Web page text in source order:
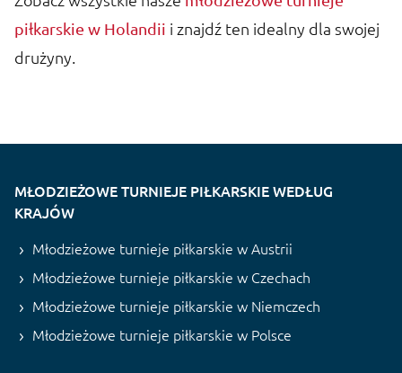
piłkarskie w Holandii i znajdź ten idealny dla swojej
drużyny.
MŁODZIEŻOWE TURNIEJE PIŁKARSKIE WEDŁUG
KRAJÓW
Młodzieżowe turnieje piłkarskie w Austrii
Młodzieżowe turnieje piłkarskie w Czechach
Młodzieżowe turnieje piłkarskie w Niemczech
Młodzieżowe turnieje piłkarskie w Polsce